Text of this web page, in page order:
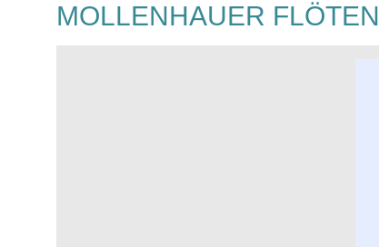
MOLLENHAUER FLÖTEN